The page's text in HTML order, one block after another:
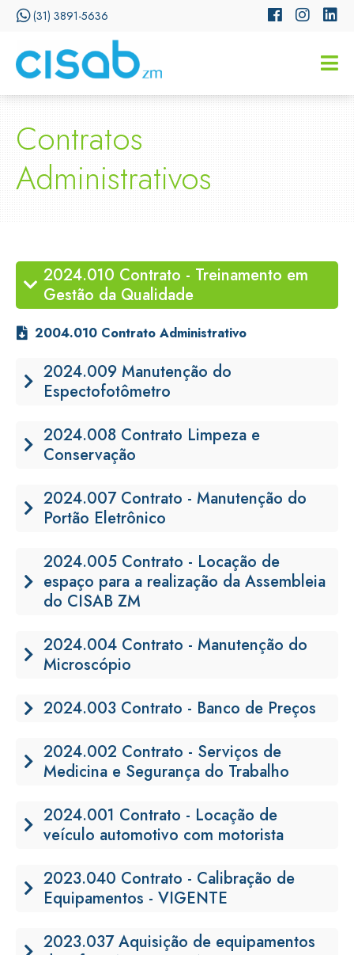
(31) 3891-5636
Contratos
Administrativos
2024.010 Contrato - Treinamento em
Gestão da Qualidade
2004.010 Contrato Administrativo
2024.009 Manutenção do
Espectofotômetro
2024.008 Contrato Limpeza e
Conservação
2024.007 Contrato - Manutenção do
Portão Eletrônico
2024.005 Contrato - Locação de
espaço para a realização da Assembleia
do CISAB ZM
2024.004 Contrato - Manutenção do
Microscópio
2024.003 Contrato - Banco de Preços
2024.002 Contrato - Serviços de
Medicina e Segurança do Trabalho
2024.001 Contrato - Locação de
veículo automotivo com motorista
2023.040 Contrato - Calibração de
Equipamentos - VIGENTE
2023.037 Aquisição de equipamentos
Assistente Virtual do CISAB